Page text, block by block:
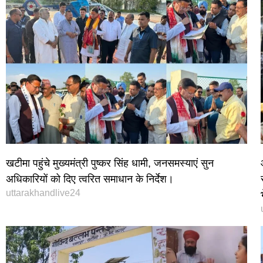
खटीमा पहुंचे मुख्यमंत्री पुष्कर सिंह धामी, जनसमस्याएं सुन
अधिकारियों को दिए त्वरित समाधान के निर्देश।
uttarakhandlive24